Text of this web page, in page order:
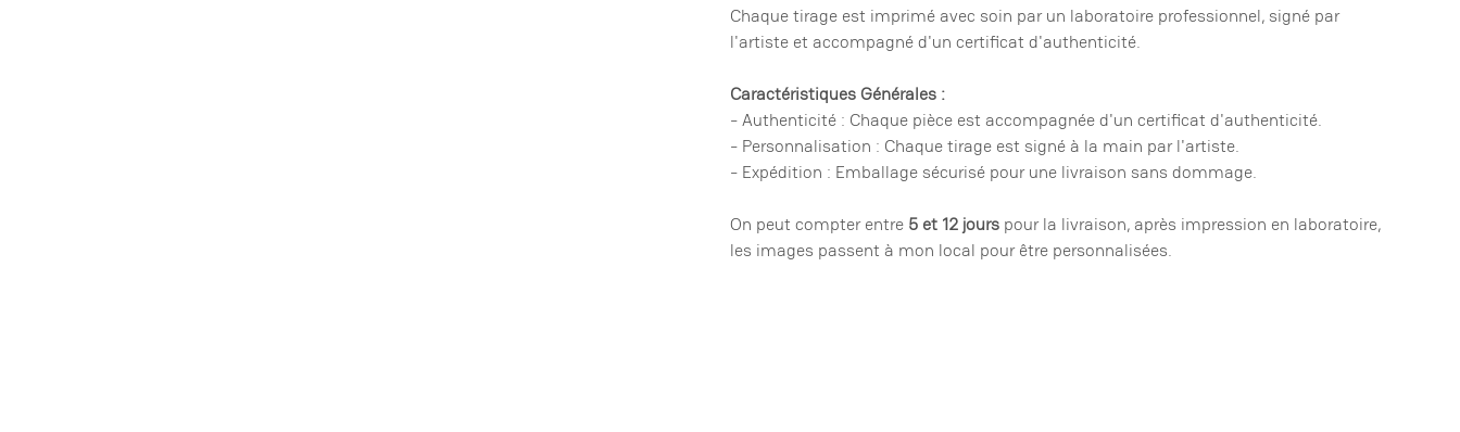
Chaque tirage est imprimé avec soin par un laboratoire professionnel, signé par
l'artiste et accompagné d'un certificat d'authenticité.
Caractéristiques Générales :
- Authenticité : Chaque pièce est accompagnée d'un certificat d'authenticité.
- Personnalisation : Chaque tirage est signé à la main par l'artiste.
- Expédition : Emballage sécurisé pour une livraison sans dommage.
On peut compter entre 5 et 12 jours pour la livraison, après impression en laboratoire,
les images passent à mon local pour être personnalisées.